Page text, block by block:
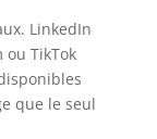
LinkedIn
ou TikTok
que le seul